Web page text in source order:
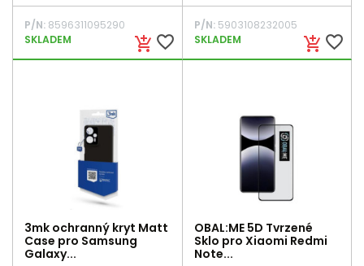
add_shopping_cart favorite_border
P/N: 8596311095290
SKLADEM
add_shopping_cart favorite_border
P/N:5903108232005
SKLADEM
3mk ochranný kryt Matt
Case pro Samsung
Galaxy...
OBAL:ME 5D Tvrzené
Sklo pro Xiaomi Redmi
Note...